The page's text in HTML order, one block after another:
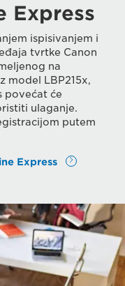
Express
ispisivanjem i
tvrtke Canon
na
model LBP215x,
povećat će
ulaganje.
putem
Express